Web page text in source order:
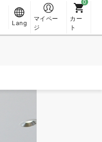
Lang
マイペー
ジ
カー
ト